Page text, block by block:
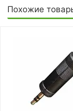
Похожие